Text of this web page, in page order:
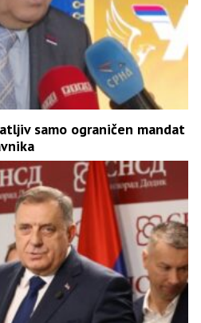
samo ograničen mandat